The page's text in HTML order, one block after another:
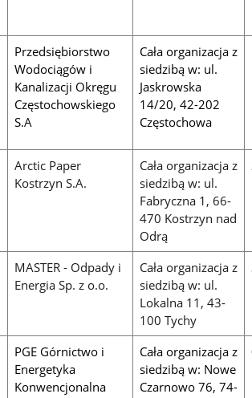
Przedsiębiorstwo
Wodociągów i
Kanalizacji Okręgu
Częstochowskiego
S.A
Cała organizacja z
siedzibą w: ul.
Jaskrowska
14/20, 42-202
Częstochowa
Arctic Paper
Kostrzyn S.A.
Cała organizacja z
siedzibą w: ul.
Fabryczna 1, 66-
470 Kostrzyn nad
Odrą
MASTER - Odpady i
Energia Sp. z o.o.
Cała organizacja z
siedzibą w: ul.
Lokalna 11, 43-
100 Tychy
PGE Górnictwo i
Energetyka
Konwencjonalna
Cała organizacja z
siedzibą w: Nowe
Czarnowo 76, 74-